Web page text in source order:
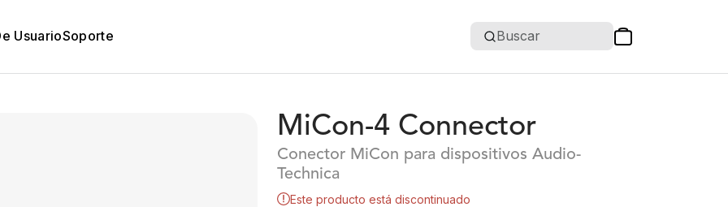
UsuarioSoporte Buscar
MiCon-4 Connector
Conector MiCon para dispositivos Audio-
Technica
Este producto está discontinuado